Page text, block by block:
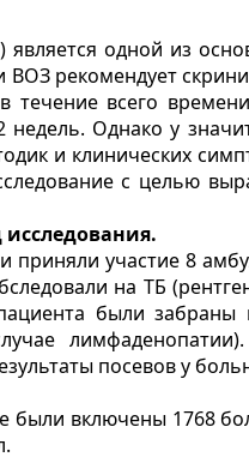
является одной из
рекомендует
течение всего
недель. Однако у
и клинических
с целью
приняли участие 8
на ТБ
были
посевов у
были включены 1768